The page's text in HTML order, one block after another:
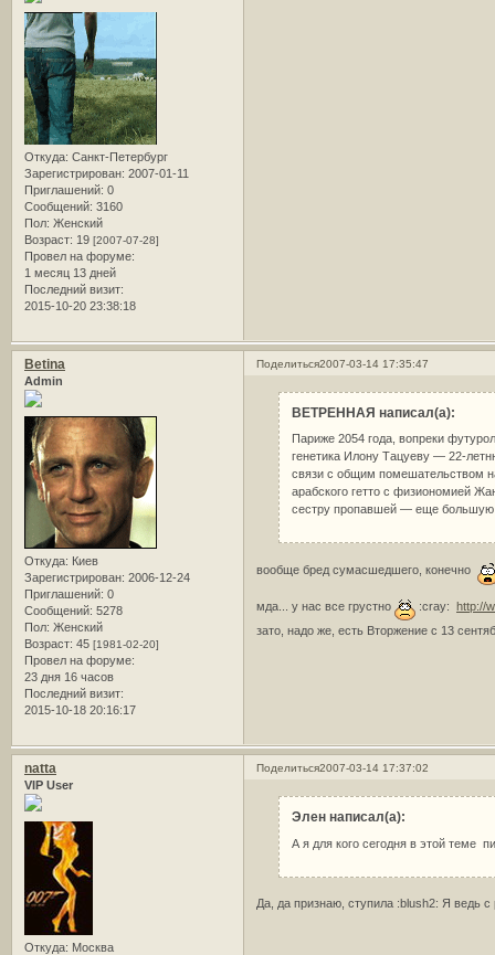
Откуда: Санкт-Петербург
Зарегистрирован: 2007-01-11
Приглашений: 0
Сообщений: 3160
Пол: Женский
Возраст: 19 [2007-07-28]
Провел на форуме:
1 месяц 13 дней
Последний визит:
2015-10-20 23:38:18
Поделиться2007-03-14 17:35:47
Betina
Admin
Откуда: Киев
Зарегистрирован: 2006-12-24
Приглашений: 0
Сообщений: 5278
Пол: Женский
Возраст: 45 [1981-02-20]
Провел на форуме:
23 дня 16 часов
Последний визит:
2015-10-18 20:16:17
ВЕТРЕННАЯ написал(а):
Париже 2054 года, вопреки
генетика Илону Тацуеву — 22-
связи с общим помешательством
арабского гетто с физиономией
сестру пропавшей — еще большую
вообще бред сумасшедшего, конечно
мда... у нас все грустно :cray:http://
зато, надо же, есть Вторжение с 13
Поделиться2007-03-14 17:37:02
natta
VIP User
Откуда: Москва
Элен написал(а):
А я для кого сегодня в этой теме
Да, да признаю, ступила :blush2: Я ведь